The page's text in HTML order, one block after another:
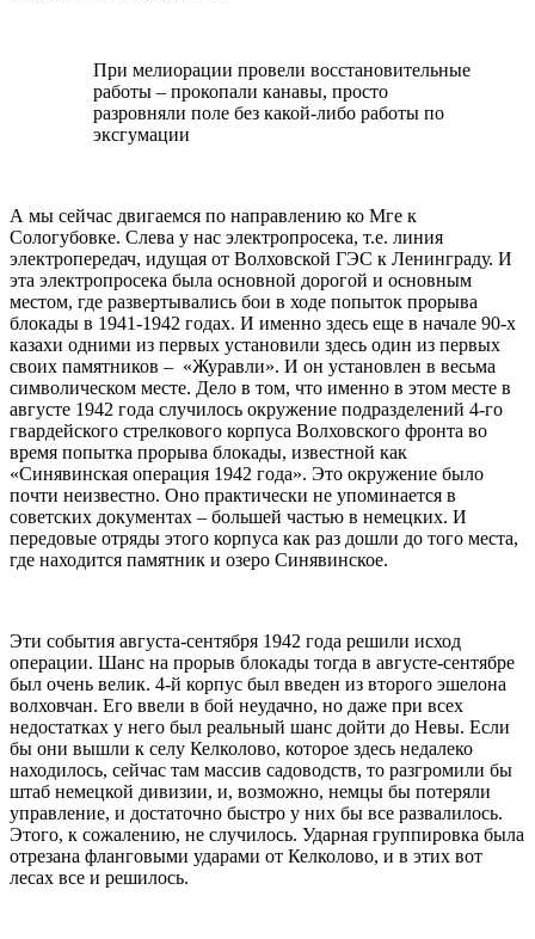
При мелиорации провели восстановительные
работы – прокопали канавы, просто
разровняли поле без какой-либо работы по
эксгумации
А мы сейчас двигаемся по направлению ко Мге к
Сологубовке. Слева у нас электропросека, т.е. линия
электропередач, идущая от Волховской ГЭС к Ленинграду. И
эта электропросека была основной дорогой и основным
местом, где развертывались бои в ходе попыток прорыва
блокады в 1941-1942 годах. И именно здесь еще в начале 90-х
казахи одними из первых установили здесь один из первых
своих памятников – «Журавли». И он установлен в весьма
символическом месте. Дело в том, что именно в этом месте в
августе 1942 года случилось окружение подразделений 4-го
гвардейского стрелкового корпуса Волховского фронта во
время попытка прорыва блокады, известной как
«Синявинская операция 1942 года». Это окружение было
почти неизвестно. Оно практически не упоминается в
советских документах – большей частью в немецких. И
передовые отряды этого корпуса как раз дошли до того места,
где находится памятник и озеро Синявинское.
Эти события августа-сентября 1942 года решили исход
операции. Шанс на прорыв блокады тогда в августе-сентябре
был очень велик. 4-й корпус был введен из второго эшелона
волховчан. Его ввели в бой неудачно, но даже при всех
недостатках у него был реальный шанс дойти до Невы. Если
бы они вышли к селу Келколово, которое здесь недалеко
находилось, сейчас там массив садоводств, то разгромили бы
штаб немецкой дивизии, и, возможно, немцы бы потеряли
управление, и достаточно быстро у них бы все развалилось.
Этого, к сожалению, не случилось. Ударная группировка была
отрезана фланговыми ударами от Келколово, и в этих вот
лесах все и решилось.